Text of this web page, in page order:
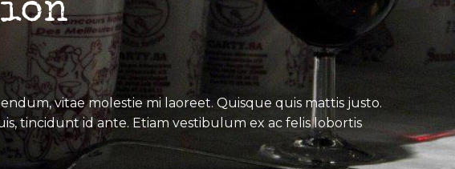
vitae molestie mi laoreet. Quisque quis mattis justo.
tincidunt id ante. Etiam vestibulum ex ac felis lobortis